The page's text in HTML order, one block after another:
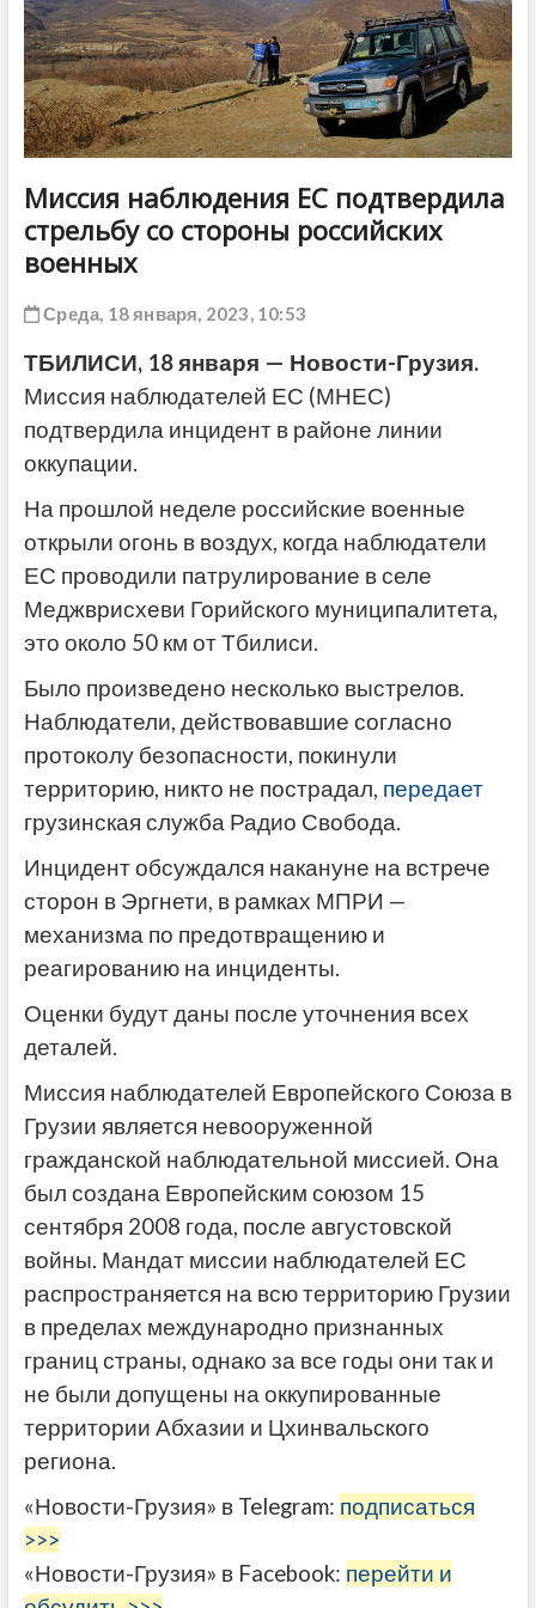
Миссия наблюдения ЕС подтвердила
стрельбу со стороны российских
военных
Среда, 18 января, 2023, 10:53
ТБИЛИСИ, 18 января — Новости-Грузия.
Миссия наблюдателей ЕС (МНЕС)
подтвердила инцидент в районе линии
оккупации.
На прошлой неделе российские военные
открыли огонь в воздух, когда наблюдатели
ЕС проводили патрулирование в селе
Меджврисхеви Горийского муниципалитета,
это около 50 км от Тбилиси.
Было произведено несколько выстрелов.
Наблюдатели, действовавшие согласно
протоколу безопасности, покинули
территорию, никто не пострадал, передает
грузинская служба Радио Свобода.
Инцидент обсуждался накануне на встрече
сторон в Эргнети, в рамках МПРИ —
механизма по предотвращению и
реагированию на инциденты.
Оценки будут даны после уточнения всех
деталей.
Миссия наблюдателей Европейского Союза в
Грузии является невооруженной
гражданской наблюдательной миссией. Она
был создана Европейским союзом 15
сентября 2008 года, после августовской
войны. Мандат миссии наблюдателей ЕС
распространяется на всю территорию Грузии
в пределах международно признанных
границ страны, однако за все годы они так и
не были допущены на оккупированные
территории Абхазии и Цхинвальского
региона.
«Новости-Грузия» в Telegram: подписаться
>>>
«Новости-Грузия» в Facebook: перейти и